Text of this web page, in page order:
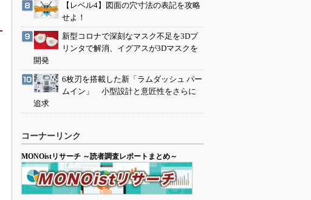
【レベル4】図面の穴寸法の表記を攻略
せよ！
新型コロナで深刻なマスク不足を3Dプ
リンタで解消、イグアスが3Dマスクを
開発
6枚刃を搭載した新「ラムダッシュ パー
ムイン」 小型設計と意匠性をさらに
追求
コーナーリンク
MONOistリサーチ ～読者調査レポートまとめ～